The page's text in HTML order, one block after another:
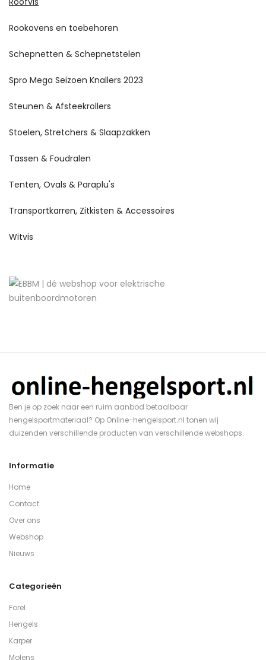
Rookovens en toebehoren
Schepnetten & Schepnetstelen
Spro Mega Seizoen Knallers 2023
Steunen & Afsteekrollers
Stoelen, Stretchers & Slaapzakken
Tassen & Foudralen
Tenten, Ovals & Paraplu's
Transportkarren, Zitkisten & Accessoires
Witvis
Ben je op zoek naar een ruim aanbod betaalbaar
hengelsportmateriaal? Op Online-hengelsport.nl tonen wij
duizenden verschillende producten van verschillende webshops.
Informatie
Home
Contact
Over ons
Webshop
Nieuws
Categorieën
Forel
Hengels
Karper
Molens